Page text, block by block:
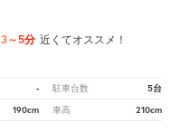
3～5分 近くてオススメ！
- 駐車台数 5台
190cm 車高 210cm